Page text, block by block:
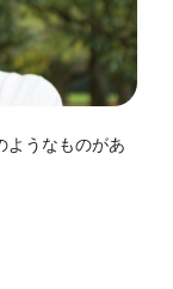
ようなものがあ